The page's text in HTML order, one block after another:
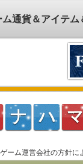
通貨＆アイテ
ーム運営会社の方針